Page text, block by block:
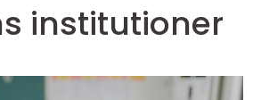
institutioner